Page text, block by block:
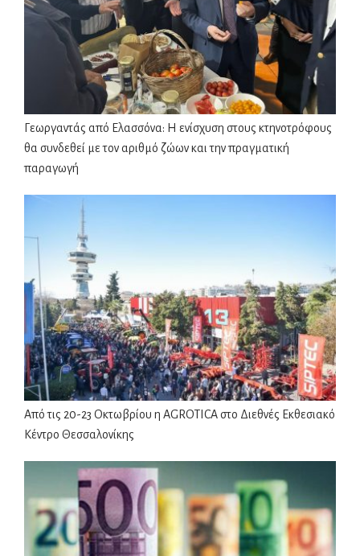
Γεωργαντάς από Ελασσόνα: Η ενίσχυση στους κτηνοτρόφους
θα συνδεθεί με τον αριθμό ζώων και την πραγματική
παραγωγή
Από τις 20-23 Οκτωβρίου η AGROTICA στο Διεθνές Εκθεσιακό
Κέντρο Θεσσαλονίκης